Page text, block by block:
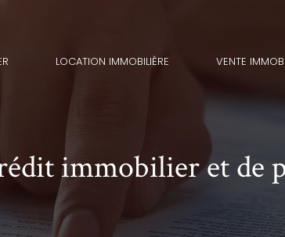
LOCATION IMMOBILIÈRE VENTE
immobilier et de